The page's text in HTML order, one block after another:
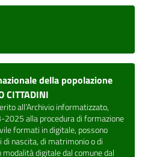
della popolazione
CITTADINI
all’Archivio informatizzato,
alla procedura di formazione
formati in digitale, possono
nascita, di matrimonio o di
digitale dal comune dal